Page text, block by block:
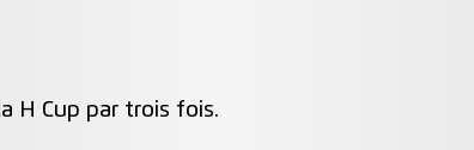
H Cup par trois fois.